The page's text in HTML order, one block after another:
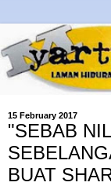
15 February 2017
"SEBAB
BUAT